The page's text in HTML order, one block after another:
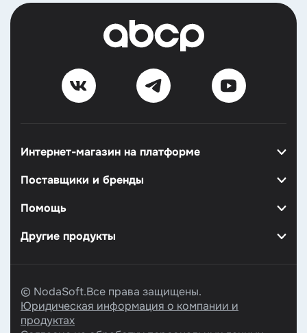
Интернет-магазин на платформе
Поставщики и бренды
Помощь
Другие продукты
© NodaSoft.Все права защищены.
Юридическая информация о компании и
продуктах